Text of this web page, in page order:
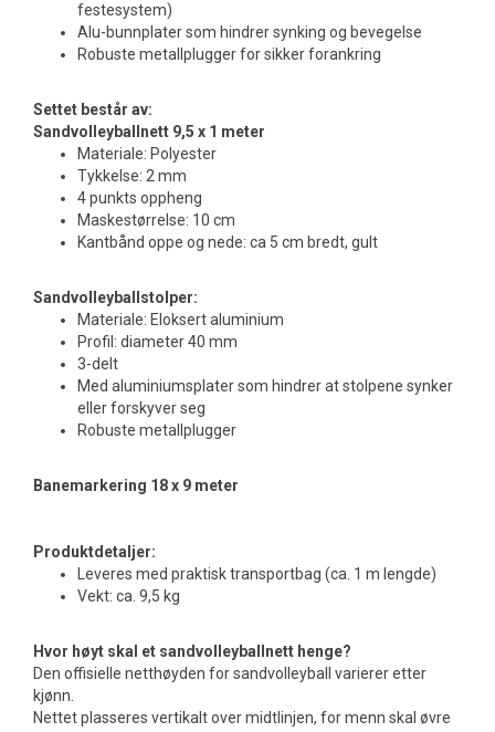
festesystem)
Alu-bunnplater som hindrer synking og bevegelse
Robuste metallplugger for sikker forankring
Settet består av:
Sandvolleyballnett 9,5 x 1 meter
Materiale: Polyester
Tykkelse: 2 mm
4 punkts oppheng
Maskestørrelse: 10 cm
Kantbånd oppe og nede: ca 5 cm bredt, gult
Sandvolleyballstolper:
Materiale: Eloksert aluminium
Profil: diameter 40 mm
3-delt
Med aluminiumsplater som hindrer at stolpene synker
eller forskyver seg
Robuste metallplugger
Banemarkering 18 x 9 meter
Produktdetaljer:
Leveres med praktisk transportbag (ca. 1 m lengde)
Vekt: ca. 9,5 kg
Hvor høyt skal et sandvolleyballnett henge?
Den offisielle netthøyden for sandvolleyball varierer etter
kjønn.
Nettet plasseres vertikalt over midtlinjen, for menn skal øvre